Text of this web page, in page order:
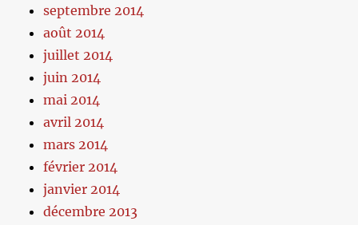
septembre 2014
août 2014
juillet 2014
juin 2014
mai 2014
avril 2014
mars 2014
février 2014
janvier 2014
décembre 2013